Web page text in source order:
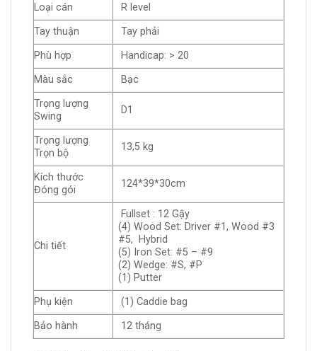
Loại cán
R level
Tay thuận
Tay phải
Phù hợp
Handicap: > 20
Màu sắc
Bạc
Trọng lượng
Swing
D1
Trọng lượng
Trọn bộ
13,5 kg
Kích thước
Đóng gói
124*39*30cm
Chi tiết
Fullset : 12 Gậy
(4) Wood Set: Driver #1, Wood #3
#5, Hybrid
(5) Iron Set: #5 – #9
(2) Wedge: #S, #P
(1) Putter
Phụ kiện
(1) Caddie bag
Bảo hành
12 tháng